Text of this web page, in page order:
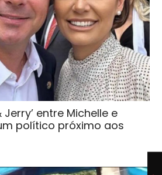
entre Michelle e
político próximo aos